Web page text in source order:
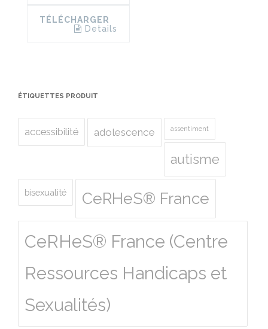
TÉLÉCHARGER
Details
ÉTIQUETTES PRODUIT
accessibilité adolescence assentiment
autisme
bisexualité CeRHeS® France
CeRHeS® France (Centre
Ressources Handicaps et
Sexualités)